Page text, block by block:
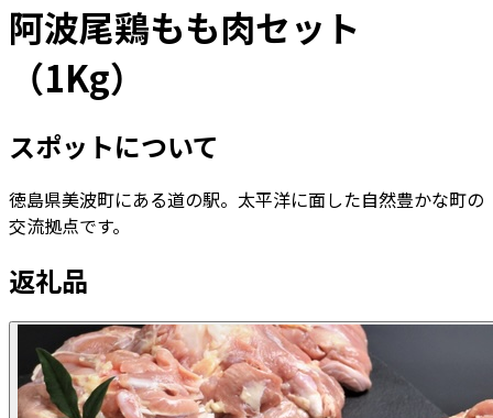
阿波尾鶏もも肉セット
（1Kg）
スポットについて
徳島県美波町にある道の駅。太平洋に面した自然豊かな町の
交流拠点です。
返礼品